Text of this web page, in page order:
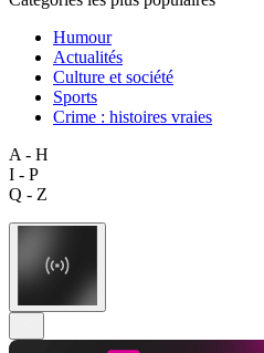
Humour
Actualités
Culture et société
Sports
Crime : histoires vraies
A - H
I - P
Q - Z